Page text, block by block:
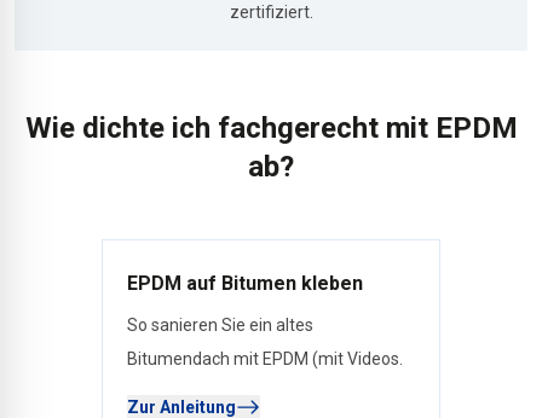
zertifiziert.
Wie dichte ich fachgerecht mit EPDM
ab?
EPDM auf Bitumen kleben
So sanieren Sie ein altes
Bitumendach mit EPDM (mit Videos.
Zur Anleitung